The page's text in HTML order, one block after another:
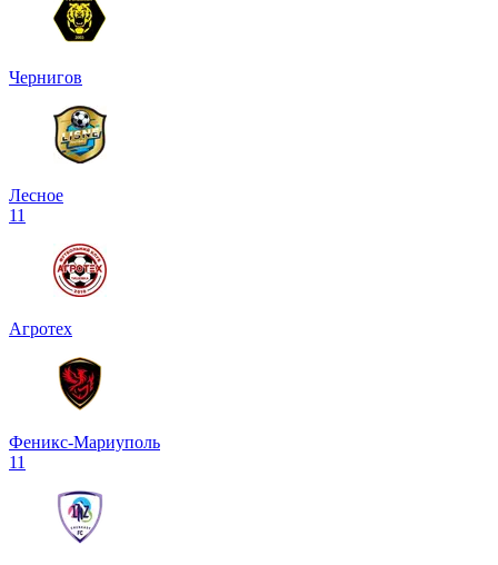
Чернигов
Лесное
11
Агротех
Феникс-Мариуполь
11